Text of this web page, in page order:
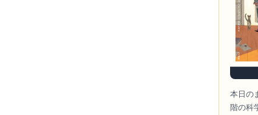
本日の
階の科